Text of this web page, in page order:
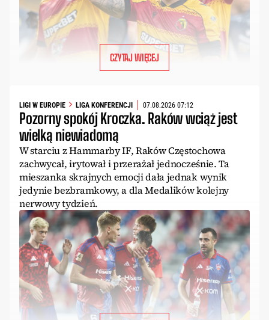
CZYTAJ WIĘCEJ
LIGI W EUROPIE LIGA KONFERENCJI 07.08.2026 07:12
Pozorny spokój Kroczka. Raków wciąż jest
wielką niewiadomą
W starciu z Hammarby IF, Raków Częstochowa
zachwycał, irytował i przerażał jednocześnie. Ta
mieszanka skrajnych emocji dała jednak wynik
jedynie bezbramkowy, a dla Medalików kolejny
nerwowy tydzień.